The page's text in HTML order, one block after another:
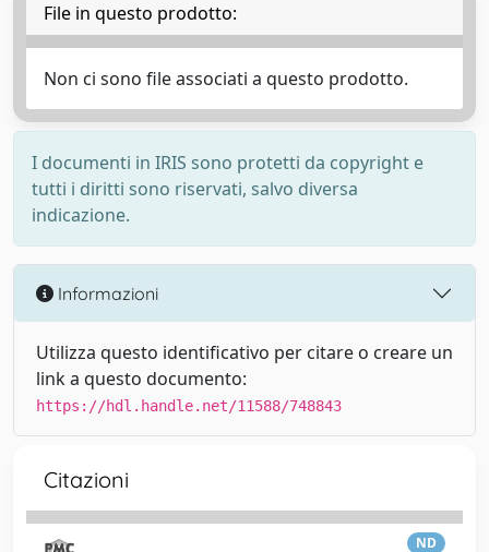
File in questo prodotto:
Non ci sono file associati a questo prodotto.
I documenti in IRIS sono protetti da copyright e
tutti i diritti sono riservati, salvo diversa
indicazione.
Informazioni
Utilizza questo identificativo per citare o creare un
link a questo documento:
https://hdl.handle.net/11588/748843
Citazioni
ND